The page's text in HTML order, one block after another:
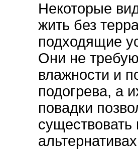
Некоторые
жить без
подходящие
Они не
влажности и
подогрева, а
повадки